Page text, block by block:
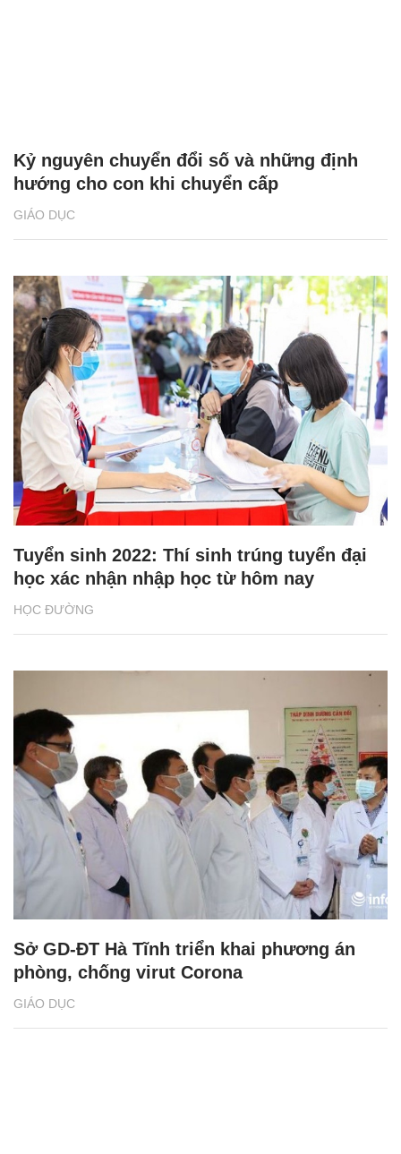
GIÁO DỤC
Kỷ nguyên chuyển đổi số và những định
hướng cho con khi chuyển cấp
HỌC ĐƯỜNG
Tuyển sinh 2022: Thí sinh trúng tuyển đại
học xác nhận nhập học từ hôm nay
GIÁO DỤC
Sở GD-ĐT Hà Tĩnh triển khai phương án
phòng, chống virut Corona